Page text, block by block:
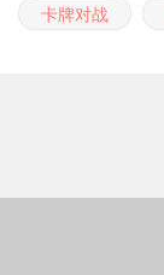
卡牌对战